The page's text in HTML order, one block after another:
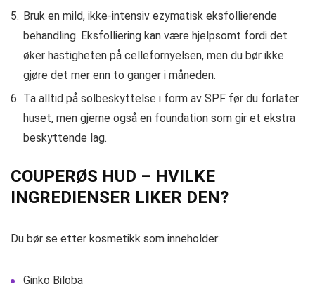
Bruk en mild, ikke-intensiv ezymatisk eksfollierende
behandling. Eksfolliering kan være hjelpsomt fordi det
øker hastigheten på cellefornyelsen, men du bør ikke
gjøre det mer enn to ganger i måneden.
Ta alltid på solbeskyttelse i form av SPF før du forlater
huset, men gjerne også en foundation som gir et ekstra
beskyttende lag.
COUPERØS HUD – HVILKE
INGREDIENSER LIKER DEN?
Du bør se etter kosmetikk som inneholder:
Ginko Biloba